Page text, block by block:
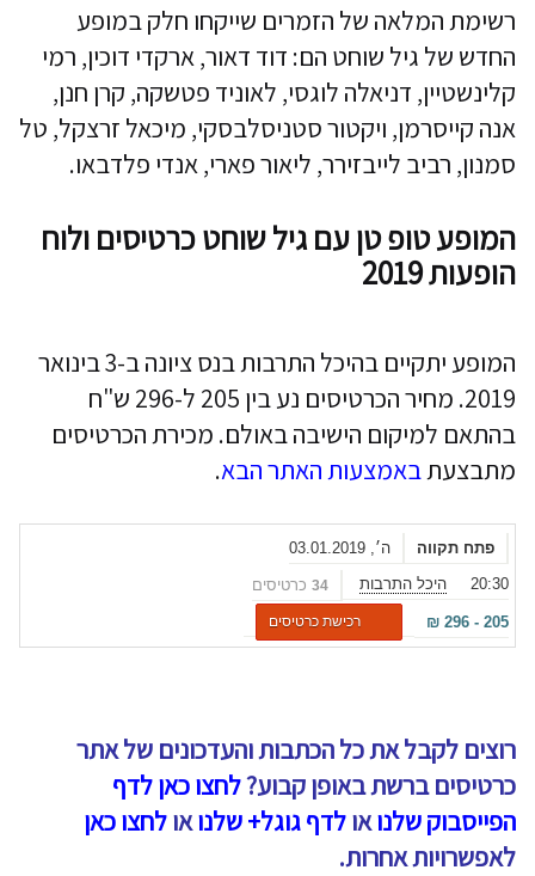
רשימת המלאה של הזמרים שייקחו חלק במופע
החדש של גיל שוחט הם: דוד דאור, ארקדי דוכין, רמי
קלינשטיין, דניאלה לוגסי, לאוניד פטשקה, קרן חנן,
אנה קייסרמן, ויקטור סטניסלבסקי, מיכאל זרצקל, טל
סמנון, רביב לייבזירר, ליאור פארי, אנדי פלדבאו.
המופע טופ טן עם גיל שוחט כרטיסים ולוח
הופעות 2019
המופע יתקיים בהיכל התרבות בנס ציונה ב-3 בינואר
2019. מחיר הכרטיסים נע בין 205 ל-296 ש"ח
בהתאם למיקום הישיבה באולם. מכירת הכרטיסים
מתבצעתבאמצעות האתר הבא.
פתח תקווה
ה׳, 03.01.2019
20:30
היכל התרבות 34 כרטיסים
205
-
296
₪ רכישת כרטיסים
רוצים לקבל את כל הכתבות והעדכונים של אתר
כרטיסים ברשת באופן קבוע?לחצו כאן לדף
הפייסבוק שלנואולדף גוגל+ שלנואולחצו כאן
לאפשרויות אחרות.